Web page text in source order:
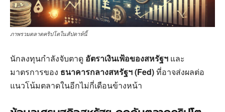
ภาพรวมตลาดคริปโตในสัปดาห์นี้
นักลงทุนกำลังจับตาดู อัตราเงินเฟ้อของสหรัฐฯ และ
มาตรการของ ธนาคารกลางสหรัฐฯ (Fed)ที่อาจส่งผลต่อ
แนวโน้มตลาดในอีกไม่กี่เดือนข้างหน้า